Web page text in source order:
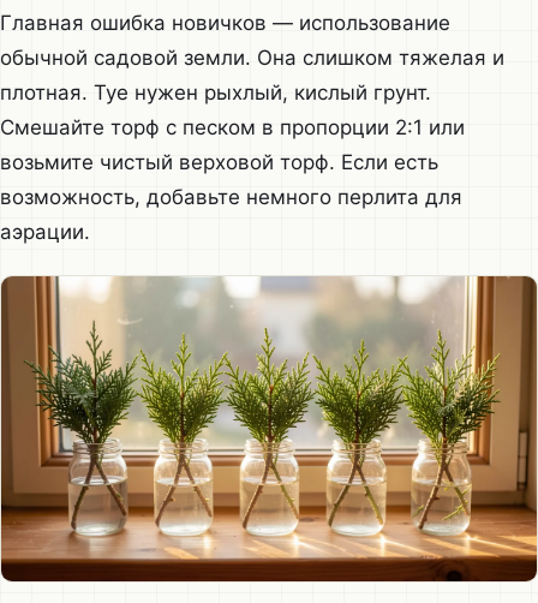
Главная ошибка новичков — использование
обычной садовой земли. Она слишком тяжелая и
плотная. Туе нужен рыхлый, кислый грунт.
Смешайте торф с песком в пропорции 2:1 или
возьмите чистый верховой торф. Если есть
возможность, добавьте немного перлита для
аэрации.